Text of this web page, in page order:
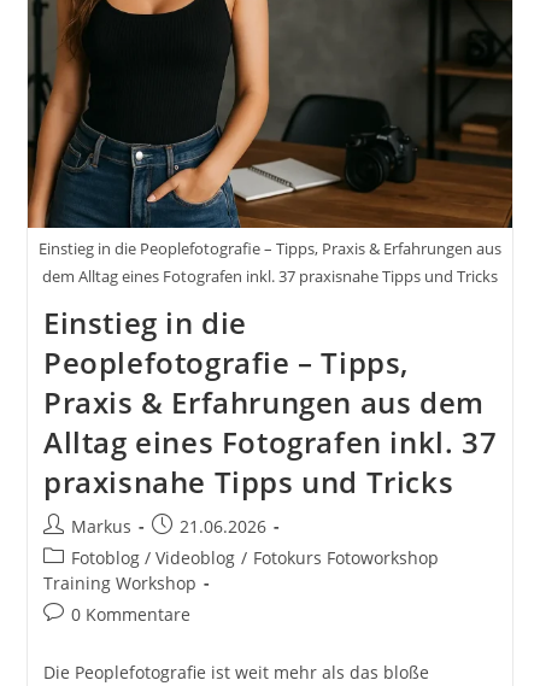
Einstieg in die Peoplefotografie – Tipps, Praxis & Erfahrungen aus
dem Alltag eines Fotografen inkl. 37 praxisnahe Tipps und Tricks
Einstieg in die
Peoplefotografie – Tipps,
Praxis & Erfahrungen aus dem
Alltag eines Fotografen inkl. 37
praxisnahe Tipps und Tricks
Beitrags-
Autor:
Markus
Beitrag
veröffentlicht:
21.06.2026
Beitrags-
Kategorie:
Fotoblog / Videoblog / Fotokurs Fotoworkshop
Training Workshop
Beitrags-
0 Kommentare
Die Peoplefotografie ist weit mehr als das bloße